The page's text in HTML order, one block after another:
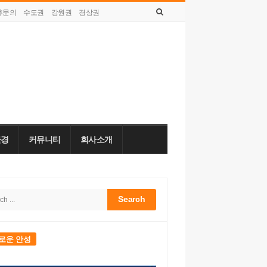
문의 수도권 강원권
경상권
커뮤니티 회사소개
운 안성